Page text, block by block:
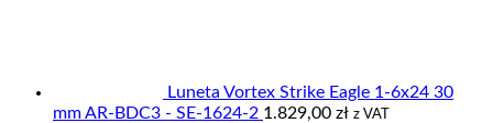
Luneta Vortex Strike Eagle 1-6x24 30
mm AR-BDC3 - SE-1624-2 1.829,00 zł z VAT